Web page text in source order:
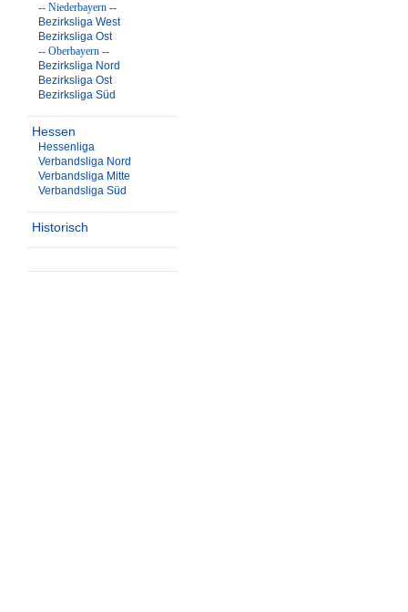
-- Niederbayern --
Bezirksliga West
Bezirksliga Ost
-- Oberbayern --
Bezirksliga Nord
Bezirksliga Ost
Bezirksliga Süd
Hessen
Hessenliga
Verbandsliga Nord
Verbandsliga Mitte
Verbandsliga Süd
Historisch